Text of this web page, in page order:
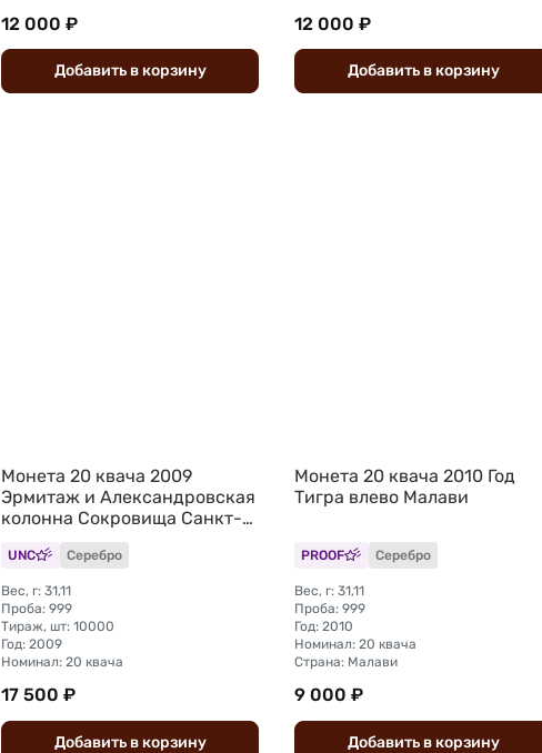
12 000 ₽
Добавить вкорзину
12 000 ₽
Добавить вкорзину
Монета 20 квача 2009
Эрмитаж и Александровская
колонна Сокровища Санкт-
Петербурга Малави
UNC Серебро
Вес, г: 31,11
Проба: 999
Тираж, шт: 10000
Год: 2009
Номинал: 20 квача
17 500 ₽
Добавить вкорзину
Монета 20 квача 2010 Год
Тигра влево Малави
PROOF Серебро
Вес, г: 31,11
Проба: 999
Год: 2010
Номинал: 20 квача
Страна: Малави
9 000 ₽
Добавить вкорзину